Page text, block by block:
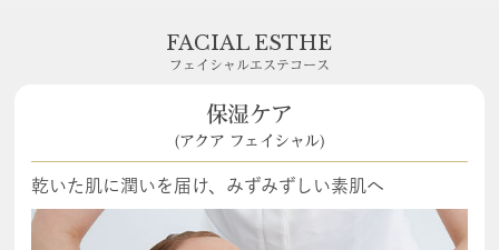
FACIAL ESTHE
フェイシャルエステコース
保湿ケア
(アクア フェイシャル)
乾いた肌に潤いを届け、みずみずしい素肌へ